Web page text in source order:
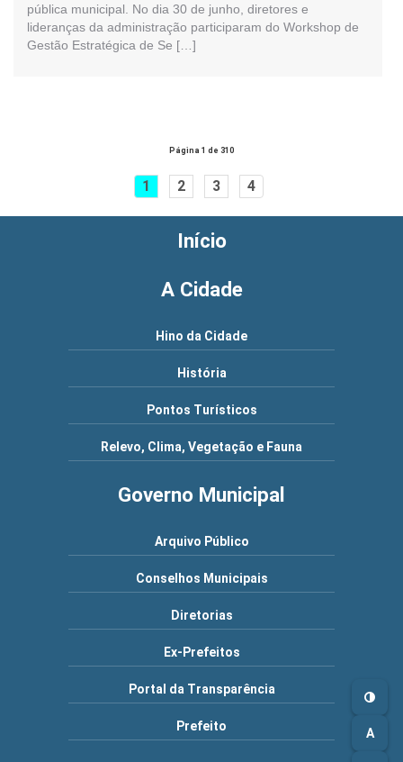
A
pública municipal. No dia 30 de junho, diretores e
lideranças da administração participaram do Workshop de
Gestão Estratégica de Se […]
Página 1 de 310
1 2 3 4
Início
A Cidade
Hino da Cidade
História
Pontos Turísticos
Relevo, Clima, Vegetação e Fauna
Governo Municipal
Arquivo Público
Conselhos Municipais
Diretorias
Ex-Prefeitos
Portal da Transparência
Prefeito